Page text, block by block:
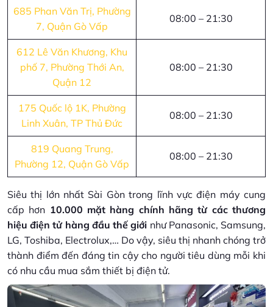
685 Phan Văn Trị, Phường
7, Quận Gò Vấp
08:00 – 21:30
612 Lê Văn Khương, Khu
phố 7, Phường Thới An,
Quận 12
08:00 – 21:30
175 Quốc lộ 1K, Phường
Linh Xuân, TP Thủ Đức
08:00 – 21:30
819 Quang Trung,
Phường 12, Quận Gò Vấp
08:00 – 21:30
Siêu thị lớn nhất Sài Gòn trong lĩnh vực điện máy cung
cấp hơn 10.000 mặt hàng chính hãng từ các thương
hiệu điện tử hàng đầu thế giới như Panasonic, Samsung,
LG, Toshiba, Electrolux,… Do vậy, siêu thị nhanh chóng trở
thành điểm đến đáng tin cậy cho người tiêu dùng mỗi khi
có nhu cầu mua sắm thiết bị điện tử.